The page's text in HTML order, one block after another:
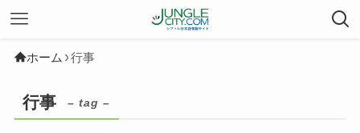
ホーム 行事
行事 – tag –